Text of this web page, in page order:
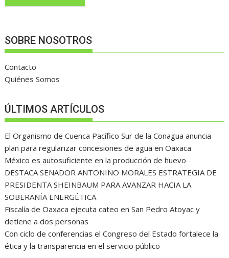
SOBRE NOSOTROS
Contacto
Quiénes Somos
ÚLTIMOS ARTÍCULOS
El Organismo de Cuenca Pacífico Sur de la Conagua anuncia
plan para regularizar concesiones de agua en Oaxaca
México es autosuficiente en la producción de huevo
DESTACA SENADOR ANTONINO MORALES ESTRATEGIA DE
PRESIDENTA SHEINBAUM PARA AVANZAR HACIA LA
SOBERANÍA ENERGÉTICA
Fiscalía de Oaxaca ejecuta cateo en San Pedro Atoyac y
detiene a dos personas
Con ciclo de conferencias el Congreso del Estado fortalece la
ética y la transparencia en el servicio público